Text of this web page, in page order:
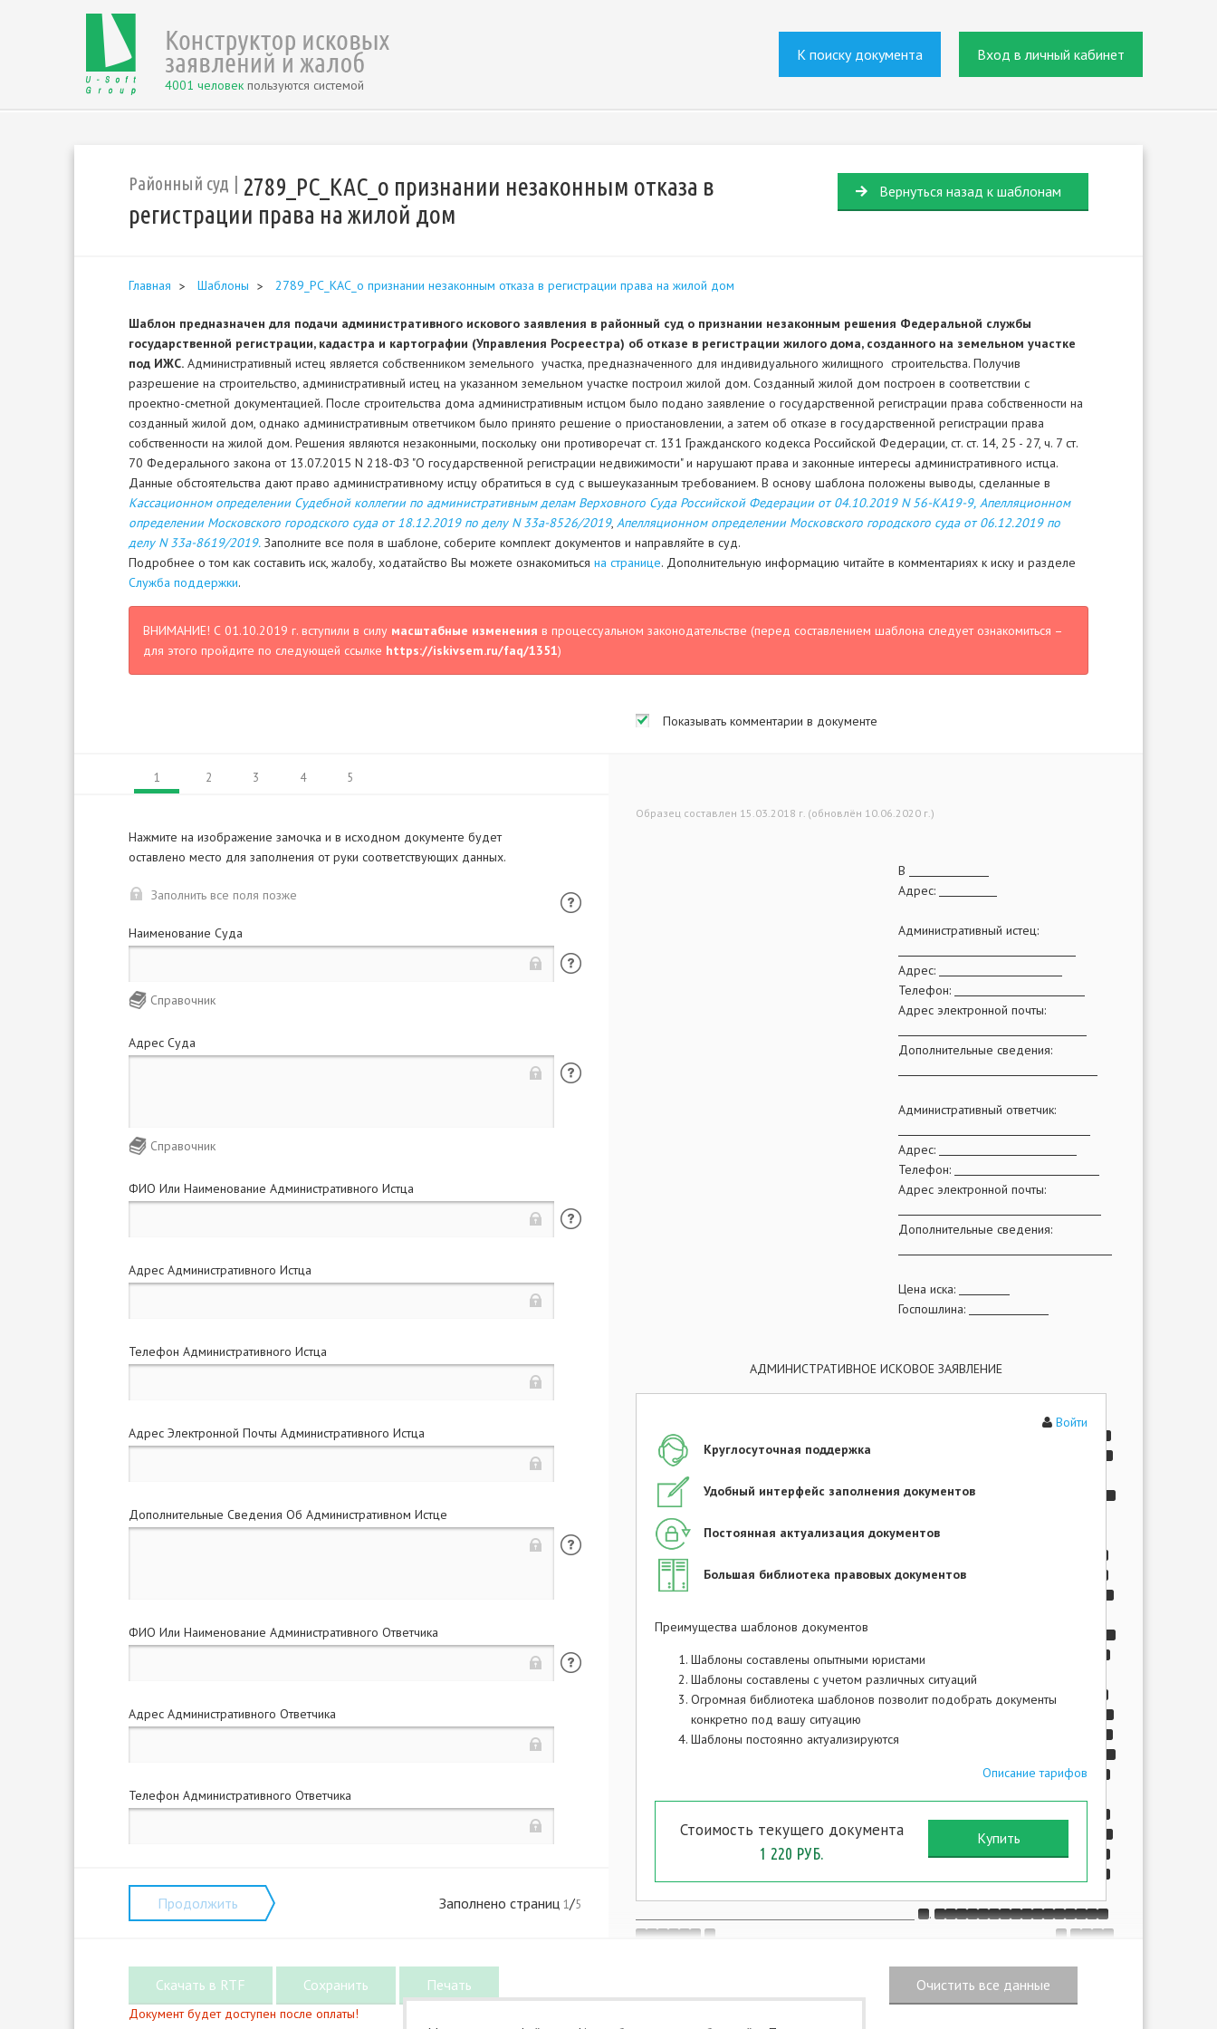
4001 человек пользуются системой
К поиску документа Вход в личный кабинет
Вернуться назад к шаблонам
Районный суд
2789_РС_КАС_о признании незаконным отказа в
регистрации права на жилой дом
Главная Шаблоны 2789_РС_КАС_о признании незаконным отказа в регистрации права на жилой дом
Шаблон предназначен для подачи административного искового заявления в районный суд о признании незаконным решения Федеральной службы
государственной регистрации, кадастра и картографии (Управления Росреестра) об отказе в регистрации жилого дома, созданного на земельном участке
под ИЖС. Административный истец является собственником земельного участка, предназначенного для индивидуального жилищного строительства. Получив
разрешение на строительство, административный истец на указанном земельном участке построил жилой дом. Созданный жилой дом построен в соответствии с
проектно-сметной документацией. После строительства дома административным истцом было подано заявление о государственной регистрации права собственности на
созданный жилой дом, однако административным ответчиком было принято решение о приостановлении, а затем об отказе в государственной регистрации права
собственности на жилой дом. Решения являются незаконными, поскольку они противоречат ст. 131 Гражданского кодекса Российской Федерации, ст. ст. 14, 25 - 27, ч. 7 ст.
70 Федерального закона от 13.07.2015 N 218-ФЗ "О государственной регистрации недвижимости" и нарушают права и законные интересы административного истца.
Данные обстоятельства дают право административному истцу обратиться в суд с вышеуказанным требованием. В основу шаблона положены выводы, сделанные в
Кассационном определении Судебной коллегии по административным делам Верховного Суда Российской Федерации от 04.10.2019 N 56-КА19-9, Апелляционном
определении Московского городского суда от 18.12.2019 по делу N 33а-8526/2019, Апелляционном определении Московского городского суда от 06.12.2019 по
делу N 33а-8619/2019. Заполните все поля в шаблоне, соберите комплект документов и направляйте в суд.
Подробнее о том как составить иск, жалобу, ходатайство Вы можете ознакомиться на странице. Дополнительную информацию читайте в комментариях к иску и разделе
Служба поддержки.
ВНИМАНИЕ! С 01.10.2019 г. вступили в силу масштабные изменения в процессуальном законодательстве (перед составлением шаблона следует ознакомиться –
для этого пройдите по следующей ссылке https://iskivsem.ru/faq/1351)
Показывать комментарии в документе
1 2 3 4 5
Нажмите на изображение замочка и в исходном документе будет
оставлено место для заполнения от руки соответствующих данных.
Заполнить все поля позже
Наименование Суда
Справочник
Адрес Суда
Справочник
ФИО Или Наименование Административного Истца
Адрес Административного Истца
Телефон Административного Истца
Адрес Электронной Почты Административного Истца
Дополнительные Сведения Об Административном Истце
ФИО Или Наименование Административного Ответчика
Адрес Административного Ответчика
Телефон Административного Ответчика
Продолжить Заполнено страниц 1/5
Образец составлен 15.03.2018 г. (обновлён 10.06.2020 г.)
В
Адрес:
Административный истец:
Адрес:
Телефон:
Адрес электронной почты:
Дополнительные сведения:
Административный ответчик:
Адрес:
Телефон:
Адрес электронной почты:
Дополнительные сведения:
Цена иска:
Госпошлина:
АДМИНИСТРАТИВНОЕ ИСКОВОЕ ЗАЯВЛЕНИЕ
,
,
. N
.
N
-
.
,
.
"
Войти
Круглосуточная поддержка
Удобный интерфейс заполнения документов
Постоянная актуализация документов
Большая библиотека правовых документов
Преимущества шаблонов документов
Шаблоны составлены опытными юристами
Шаблоны составлены с учетом различных ситуаций
Огромная библиотека шаблонов позволит подобрать документы
конкретно под вашу ситуацию
Шаблоны постоянно актуализируются
Описание тарифов
Стоимость текущего документа
1 220 РУБ.
Документ будет доступен после оплаты!